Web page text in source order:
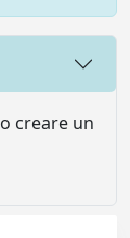
creare un